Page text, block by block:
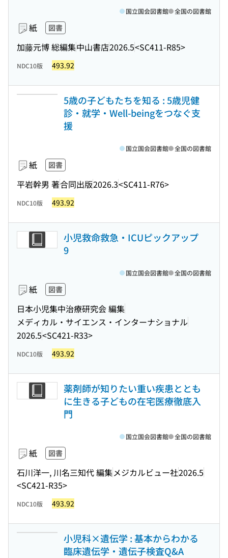
紙 図書
加藤元博 総編集中山書店2026.5<SC411-R85>
国立国会図書館 全国の図書館
NDC10版 493.92
5歳の子どもたちを知る : 5歳児健
診・就学・Well-beingをつなぐ支
援
紙 図書
平岩幹男 著合同出版2026.3<SC411-R76>
国立国会図書館 全国の図書館
NDC10版 493.92
小児救命救急・ICUピックアップ
9
紙 図書
日本小児集中治療研究会 編集
メディカル・サイエンス・インターナショナル
2026.5<SC421-R33>
国立国会図書館 全国の図書館
NDC10版 493.92
薬剤師が知りたい重い疾患ととも
に生きる子どもの在宅医療徹底入
門
紙 図書
石川洋一, 川名三知代 編集メジカルビュー社2026.5
<SC421-R35>
国立国会図書館 全国の図書館
NDC10版 493.92
小児科×遺伝学 : 基本からわかる
臨床遺伝学・遺伝子検査Q&A